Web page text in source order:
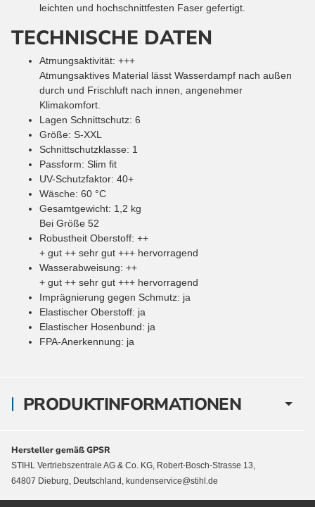
PRODUKTINFORMATIONEN
leichten und hochschnittfesten Faser gefertigt.
TECHNISCHE DATEN
Atmungsaktivität: +++
Atmungsaktives Material lässt Wasserdampf nach außen
durch und Frischluft nach innen, angenehmer
Klimakomfort.
Lagen Schnittschutz: 6
Größe: S-XXL
Schnittschutzklasse: 1
Passform: Slim fit
UV-Schutzfaktor: 40+
Wäsche: 60 °C
Gesamtgewicht: 1,2 kg
Bei Größe 52
Robustheit Oberstoff: ++
+ gut ++ sehr gut +++ hervorragend
Wasserabweisung: ++
+ gut ++ sehr gut +++ hervorragend
Imprägnierung gegen Schmutz: ja
Elastischer Oberstoff: ja
Elastischer Hosenbund: ja
FPA-Anerkennung: ja
Hersteller gemäß GPSR
STIHL Vertriebszentrale AG & Co. KG, Robert-Bosch-Strasse 13,
64807 Dieburg, Deutschland, kundenservice@stihl.de